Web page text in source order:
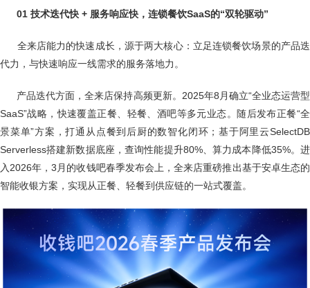
01 技术迭代快 + 服务响应快，连锁餐饮SaaS的“双轮驱动”
全来店能力的快速成长，源于两大核心：立足连锁餐饮场景的产品迭
代力，与快速响应一线需求的服务落地力。
产品迭代方面，全来店保持高频更新。2025年8月确立“全业态运营型
SaaS”战略，快速覆盖正餐、轻餐、酒吧等多元业态。随后发布正餐“全
景菜单”方案，打通从点餐到后厨的数智化闭环；基于阿里云SelectDB
Serverless搭建新数据底座，查询性能提升80%、算力成本降低35%。进
入2026年，3月的收钱吧春季发布会上，全来店重磅推出基于安卓生态的
智能收银方案，实现从正餐、轻餐到供应链的一站式覆盖。